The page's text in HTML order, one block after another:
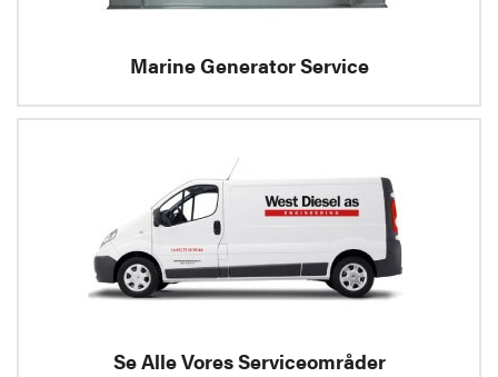
Marine Generator Service
Se Alle Vores Serviceområder